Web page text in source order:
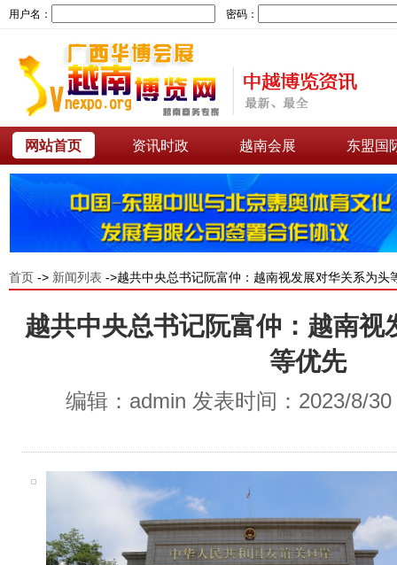
用户名： 密码：
网站首页 资讯时政 越南会展 东盟国
首页 -> 新闻列表 ->越共中央总书记阮富仲：越南视发展对华关系为头
越共中央总书记阮富仲：越南视
等优先
编辑：admin 发表时间：2023/8/